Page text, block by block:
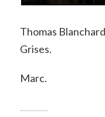
Thomas
Grises.
Marc.